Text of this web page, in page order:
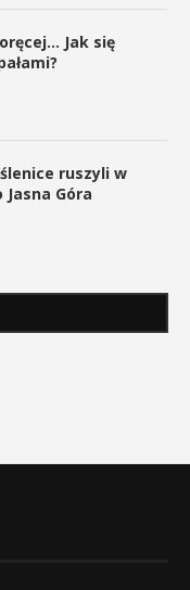
Jak się
ruszyli w
Góra